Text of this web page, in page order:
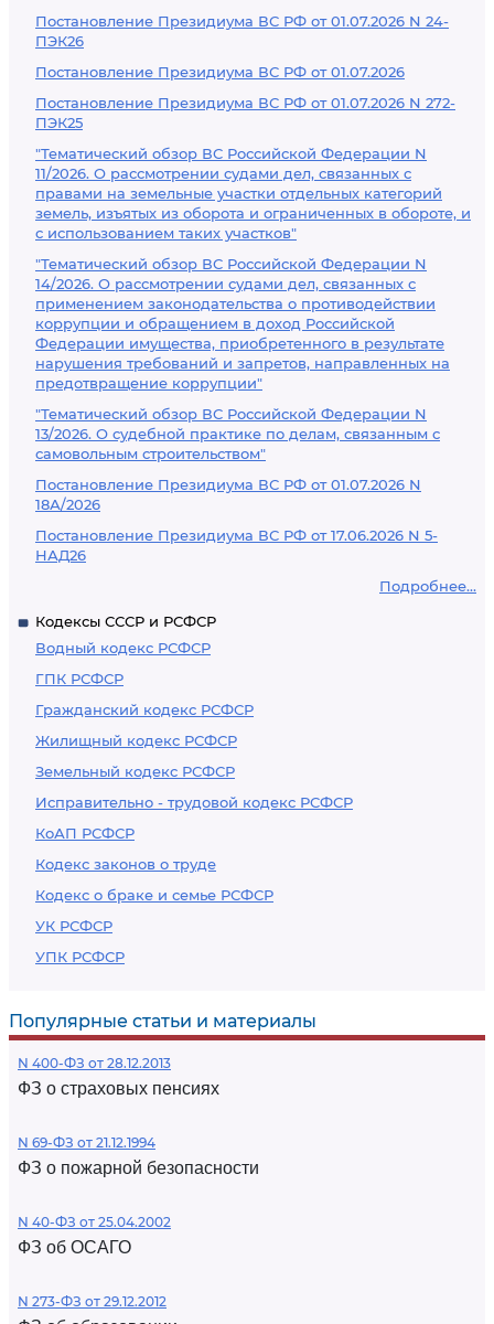
Постановление Президиума ВС РФ от 01.07.2026 N 24-
ПЭК26
Постановление Президиума ВС РФ от 01.07.2026
Постановление Президиума ВС РФ от 01.07.2026 N 272-
ПЭК25
"Тематический обзор ВС Российской Федерации N
11/2026. О рассмотрении судами дел, связанных с
правами на земельные участки отдельных категорий
земель, изъятых из оборота и ограниченных в обороте, и
с использованием таких участков"
"Тематический обзор ВС Российской Федерации N
14/2026. О рассмотрении судами дел, связанных с
применением законодательства о противодействии
коррупции и обращением в доход Российской
Федерации имущества, приобретенного в результате
нарушения требований и запретов, направленных на
предотвращение коррупции"
"Тематический обзор ВС Российской Федерации N
13/2026. О судебной практике по делам, связанным с
самовольным строительством"
Постановление Президиума ВС РФ от 01.07.2026 N
18А/2026
Постановление Президиума ВС РФ от 17.06.2026 N 5-
НАД26
Подробнее...
Кодексы СССР и РСФСР
Водный кодекс РСФСР
ГПК РСФСР
Гражданский кодекс РСФСР
Жилищный кодекс РСФСР
Земельный кодекс РСФСР
Исправительно - трудовой кодекс РСФСР
КоАП РСФСР
Кодекс законов о труде
Кодекс о браке и семье РСФСР
УК РСФСР
УПК РСФСР
Популярные статьи и материалы
N 400-ФЗ от 28.12.2013
ФЗ о страховых пенсиях
N 69-ФЗ от 21.12.1994
ФЗ о пожарной безопасности
N 40-ФЗ от 25.04.2002
ФЗ об ОСАГО
N 273-ФЗ от 29.12.2012